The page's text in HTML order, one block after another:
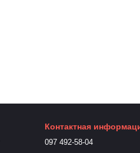
Контактная
097 492-58-04